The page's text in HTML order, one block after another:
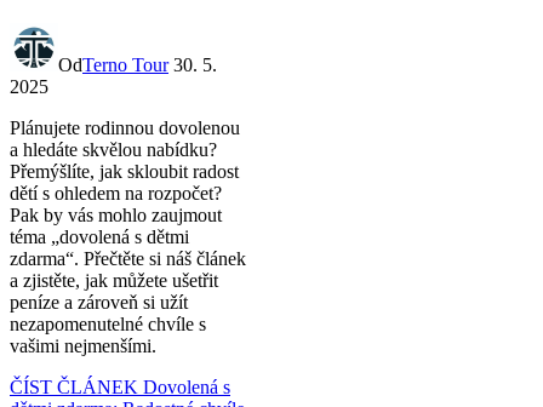
OdTerno Tour 30. 5.
2025
Plánujete rodinnou dovolenou
a hledáte skvělou nabídku?
Přemýšlíte, jak skloubit radost
dětí s ohledem na rozpočet?
Pak by vás mohlo zaujmout
téma „dovolená s dětmi
zdarma“. Přečtěte si náš článek
a zjistěte, jak můžete ušetřit
peníze a zároveň si užít
nezapomenutelné chvíle s
vašimi nejmenšími.
ČÍST ČLÁNEK Dovolená s